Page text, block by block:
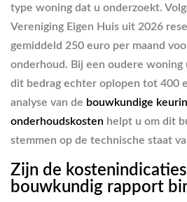
type woning dat u onderzoekt.
Vereniging Eigen Huis uit 2026
gemiddeld 250 euro per maand
onderhoud. Bij een oudere woning
dit bedrag echter oplopen tot 400
analyse van de bouwkundige
onderhoudskosten helpt u om dit
stemmen op de technische staat
Zijn de
bouwkundig rapport